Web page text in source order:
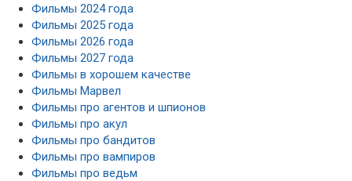
Фильмы 2024 года
Фильмы 2025 года
Фильмы 2026 года
Фильмы 2027 года
Фильмы в хорошем качестве
Фильмы Марвел
Фильмы про агентов и шпионов
Фильмы про акул
Фильмы про бандитов
Фильмы про вампиров
Фильмы про ведьм